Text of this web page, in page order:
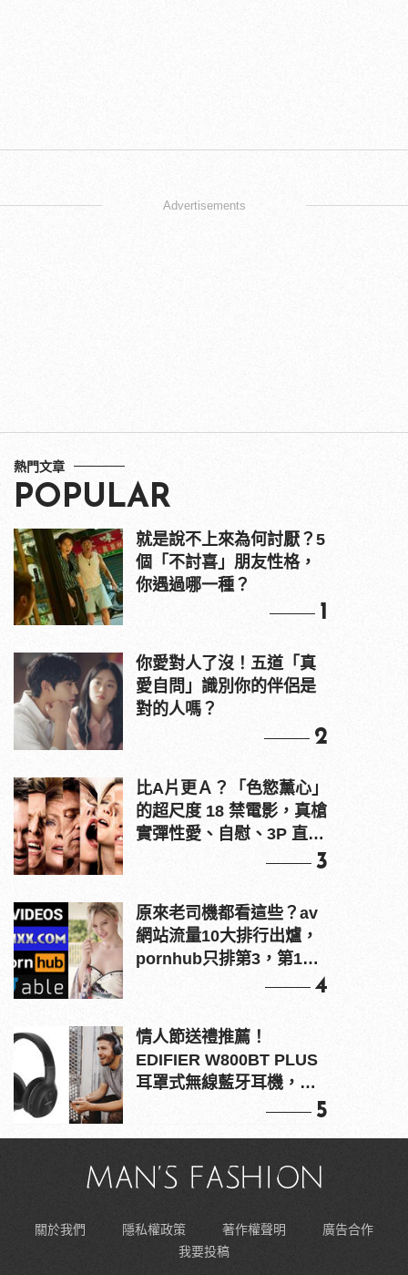
Advertisements
熱門文章
POPULAR
就是說不上來為何討厭？5
個「不討喜」朋友性格，
你遇過哪一種？
1
你愛對人了沒！五道「真
愛自問」識別你的伴侶是
對的人嗎？
2
比A片更Ａ？「色慾薰心」
的超尺度 18 禁電影，真槍
實彈性愛、自慰、3P 直接
3
原來老司機都看這些？av
網站流量10大排行出爐，
pornhub只排第3，第1名
4
情人節送禮推薦！
EDIFIER W800BT PLUS
耳罩式無線藍牙耳機，在
5
關於我們 隱私權政策 著作權聲明
廣告合作
我要投稿